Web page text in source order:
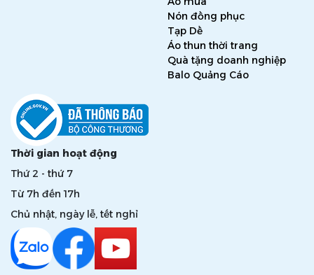
Nón đồng phục
Tạp Dề
Áo thun thời trang
Quà tặng doanh nghiệp
Balo Quảng Cáo
Thời gian hoạt động
Thứ 2 - thứ 7
Từ 7h đến 17h
Chủ nhật, ngày lễ, tết nghỉ